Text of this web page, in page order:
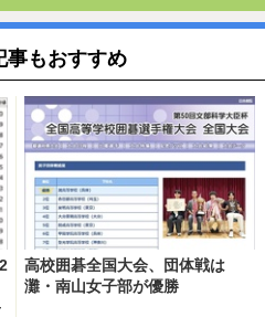
事もおすすめ
高校囲碁全国大会、団体戦は
灘・南山女子部が優勝